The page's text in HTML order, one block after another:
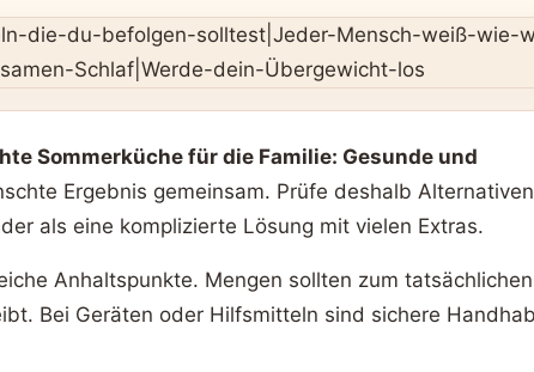
Sommerküche für die Familie: Gesunde und
Ergebnis gemeinsam. Prüfe deshalb
als eine komplizierte Lösung mit vielen Extras.
Anhaltspunkte. Mengen sollten zum tatsächlichen
Bei Geräten oder Hilfsmitteln sind sichere